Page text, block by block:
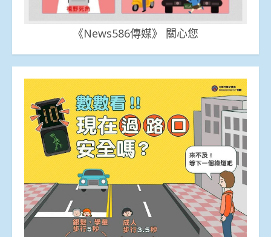
《News586傳媒》 關心您